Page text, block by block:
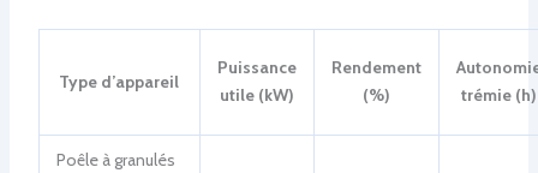
Type d’appareil
Puissance
utile (kW)
Rendement
(%)
trémie (h)
Poêle à granulés